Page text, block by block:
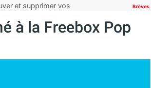
et supprimer vos
Brèves
à la Freebox Pop